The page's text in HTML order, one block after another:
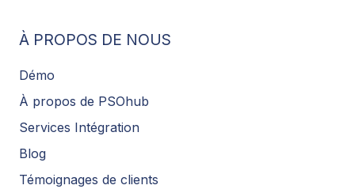
À PROPOS DE NOUS
Démo
À propos de PSOhub
Services Intégration
Blog
Témoignages de clients